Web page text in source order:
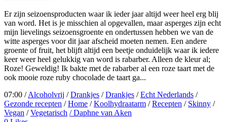
Er zijn seizoensproducten waar ik ieder jaar altijd weer heel erg blij
van word. Het is je misschien al opgevallen, maar asperges zijn echt
mijn lievelings seizoensgroente en ondertussen hebben we van de
witte asperges voor dit jaar afscheid moeten nemen. Een andere
groente of fruit, het blijft altijd een beetje onduidelijk waar ik iedere
keer weer heel gelukkig van word is rabarber. Alleen de kleur al;
Roze! Geweldig! Ik bakte met de rabarber al een roze taart met de
ook mooie roze ruby chocolade de taart ga...
07:00 /Alcoholvrij /Drankjes /Drankjes /Echt Nederlands /
Gezonde recepten /Home /Koolhydraatarm /Recepten / Skinny /
Vegan /Vegetarisch / Daphne van Aken